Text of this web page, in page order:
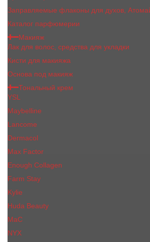
Заправляемые флаконы для духов,
Каталог парфюмерии
Макияж
Лак для волос, средства для укладки
Кисти для макияжа
Основа под макияж
Тональный крем
YSL
Maybelline
Lancome
Dermacol
Max Factor
Enough Collagen
Farm Stay
Kylie
Huda Beauty
МаС
NYX